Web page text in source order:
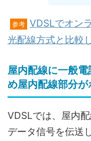
参考 VDSLでオン
光配線方式と比較
屋内配線に一般
め屋内配線部分
VDSLでは、屋内
データ信号を伝送